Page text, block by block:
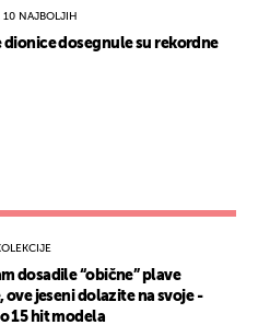
10 NAJBOLJIH
dionice dosegnule su rekordne
dosadile “obične” plave
ove jeseni dolazite na svoje -
15 hit modela